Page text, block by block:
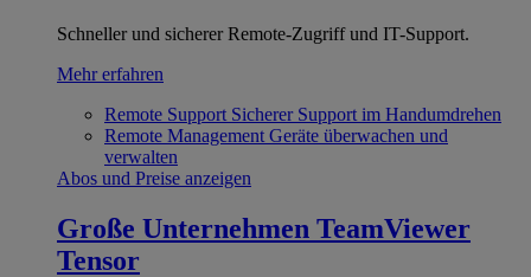
Schneller und sicherer Remote-Zugriff und IT-Support.
Mehr erfahren
Remote Support Sicherer Support im Handumdrehen
Remote Management Geräte überwachen und
verwalten
Abos und Preise anzeigen
Große Unternehmen TeamViewer
Tensor